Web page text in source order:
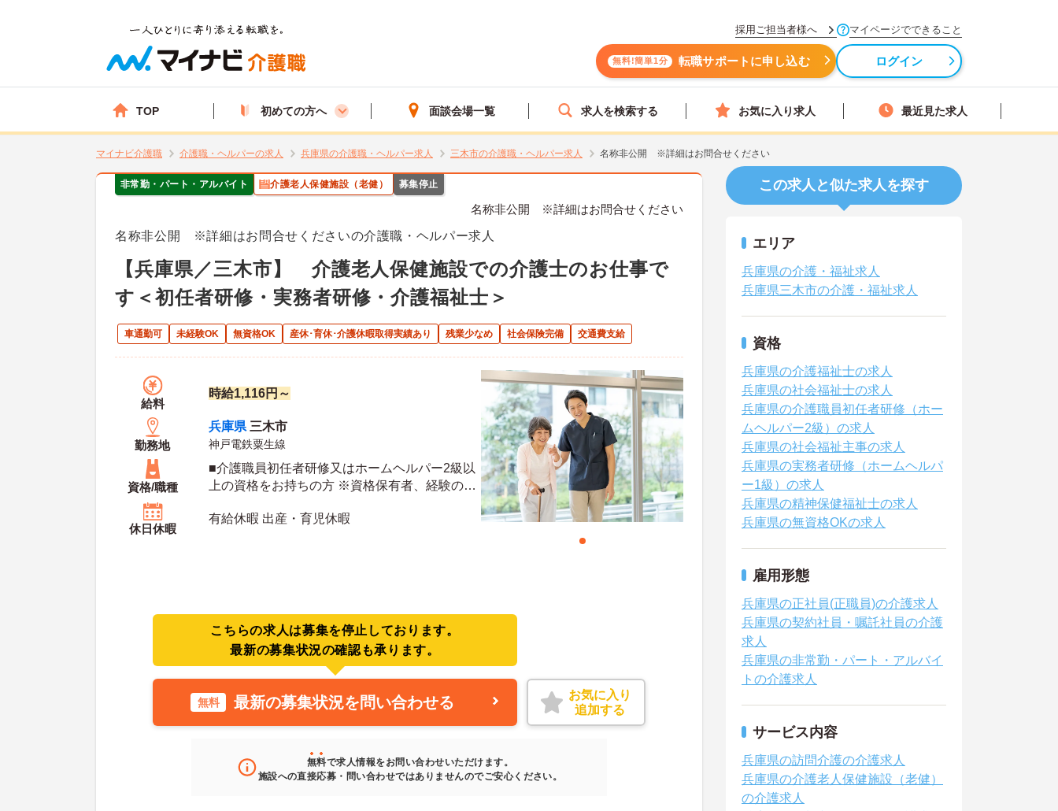
採用ご担当者様へ マイページでできること
無料!簡単1分 転職サポートに申し込む ログイン
TOP 初めての方へ 面談会場一覧 求人を検索する お気に入り求人 最近見た求人
マイナビ介護職 介護職・ヘルパーの求人 兵庫県の介護職・ヘルパー求人 三木市の介護職・ヘルパー求人 名称非公開 ※詳細はお問合せください
非常勤・パート・アルバイト 介護老人保健施設（老健） 募集停止
名称非公開 ※詳細はお問合せください
名称非公開 ※詳細はお問合せくださいの介護職・ヘルパー求人
【兵庫県／三木市】 介護老人保健施設での介護士のお仕事で
す＜初任者研修・実務者研修・介護福祉士＞
車通勤可 未経験OK 無資格OK 産休･育休･介護休暇取得実績あり 残業少なめ 社会保険完備 交通費支給
給料
時給1,116円～
勤務地
兵庫県 三木市
神戸電鉄粟生線
資格/職種
■介護職員初任者研修又はホームヘルパー2級以
上の資格をお持ちの方 ※資格保有者、経験のあ
相談可能
休日休暇
有給休暇 出産・育児休暇
こちらの求人は募集を停止しております。
最新の募集状況の確認も承ります。
無料 最新の募集状況を問い合わせる
お気に入り
追加する
無料で求人情報をお問い合わせいただけます。
施設への直接応募・問い合わせではありませんのでご安心ください。
この求人と似た求人を探す
エリア
兵庫県の介護・福祉求人
兵庫県三木市の介護・福祉求人
資格
兵庫県の介護福祉士の求人
兵庫県の社会福祉士の求人
兵庫県の介護職員初任者研修（ホー
ムヘルパー2級）の求人
兵庫県の社会福祉主事の求人
兵庫県の実務者研修（ホームヘルパ
ー1級）の求人
兵庫県の精神保健福祉士の求人
兵庫県の無資格OKの求人
雇用形態
兵庫県の正社員(正職員)の介護求人
兵庫県の契約社員・嘱託社員の介護
求人
兵庫県の非常勤・パート・アルバイ
トの介護求人
サービス内容
兵庫県の訪問介護の介護求人
兵庫県の介護老人保健施設（老健）
の介護求人